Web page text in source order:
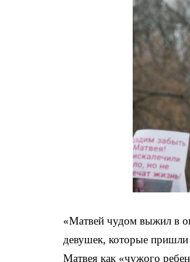
«Матвей чудом выжил в
девушек, которые пришли
Матвея как «чужого